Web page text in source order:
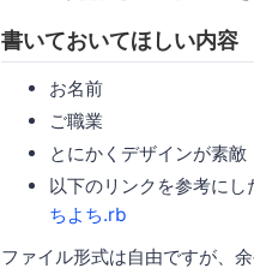
書いておいてほしい内容
お名前
ご職業
とにかくデザインが素
以下のリンクを参考にし
ちよち.rb
ファイル形式は自由ですが、